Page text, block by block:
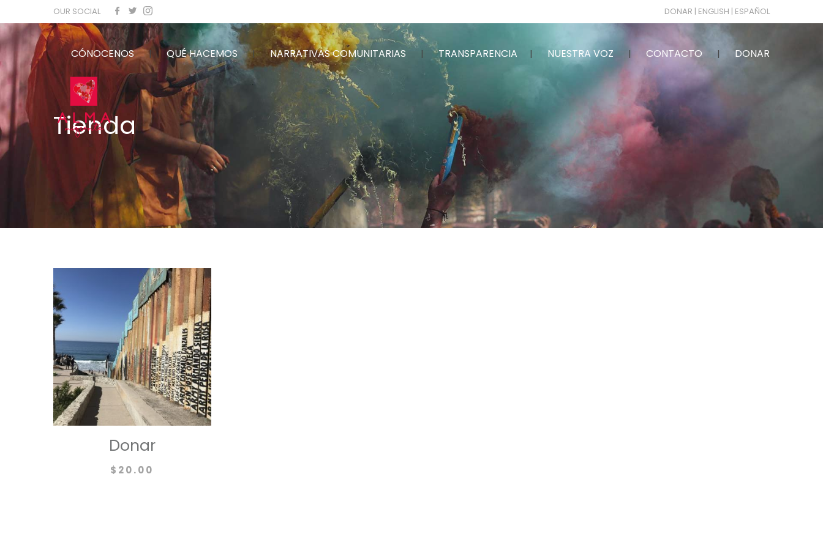
OUR SOCIAL DONAR | ENGLISH | ESPAÑOL
CÓNOCENOS QUÉ HACEMOS NARRATIVAS COMUNITARIAS TRANSPARENCIA NUESTRA VOZ CONTACTO DONAR
Tienda
Donar
$ 20.00